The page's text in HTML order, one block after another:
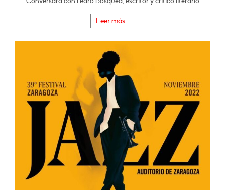
Leer más...